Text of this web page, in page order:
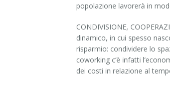
popolazione lavorerà in
CONDIVISIONE,
dinamico, in cui spesso
risparmio: condividere lo
coworking c’è infatti
dei costi in relazione al